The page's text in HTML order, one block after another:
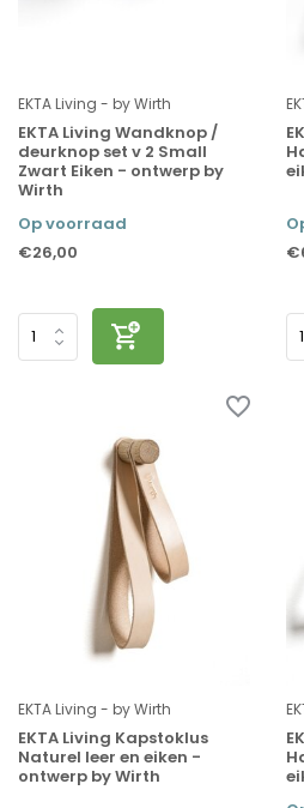
EKTA Living - by Wirth
EKTA Living Wandknop /
deurknop set v 2 Small
Zwart Eiken - ontwerp by
Wirth
Op voorraad
€26,00
EKTA Living - by Wirth
EKTA Living Kapstoklus
Naturel leer en eiken -
ontwerp by Wirth